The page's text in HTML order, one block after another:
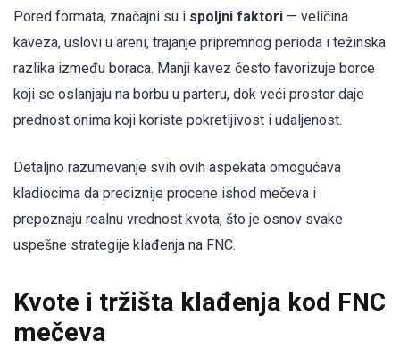
Pored formata, značajni su i spoljni faktori — veličina
kaveza, uslovi u areni, trajanje pripremnog perioda i težinska
razlika između boraca. Manji kavez često favorizuje borce
koji se oslanjaju na borbu u parteru, dok veći prostor daje
prednost onima koji koriste pokretljivost i udaljenost.
Detaljno razumevanje svih ovih aspekata omogućava
kladiocima da preciznije procene ishod mečeva i
prepoznaju realnu vrednost kvota, što je osnov svake
uspešne strategije klađenja na FNC.
Kvote i tržišta klađenja kod FNC
mečeva